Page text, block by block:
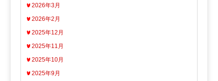
2026年3月
2026年2月
2025年12月
2025年11月
2025年10月
2025年9月